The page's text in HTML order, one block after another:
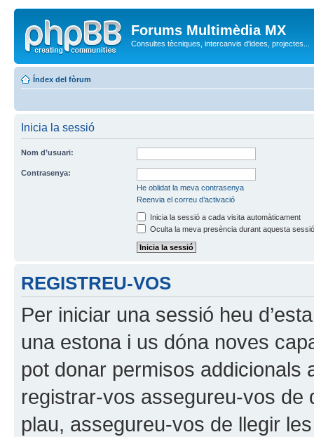
Forums Multimèdia MX
Consultes tècniques, intercanvis d'idees, projectes...
Índex del fòrum
Inicia la sessió
Nom d’usuari:
Contrasenya:
He oblidat la meva contrasenya
Reenvia el correu d’activació
Inicia la sessió a cada visita automàticament
Oculta la meva presència durant aquesta sessió
REGISTREU-VOS
Per iniciar una sessió heu
una estona i us dóna noves
pot donar permisos addicionals
registrar-vos assegureu-vos de
plau, assegureu-vos de llegir